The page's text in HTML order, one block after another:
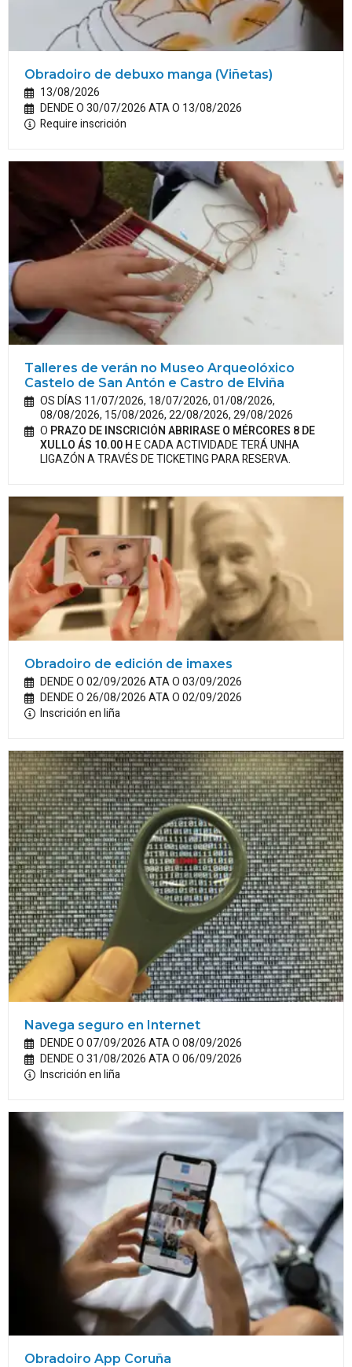
Obradoiro de debuxo manga (Viñetas)
13/08/2026
DENDE O 30/07/2026 ATA O 13/08/2026
Require inscrición
Talleres de verán no Museo Arqueolóxico
Castelo de San Antón e Castro de Elviña
OS DÍAS 11/07/2026, 18/07/2026, 01/08/2026,
08/08/2026, 15/08/2026, 22/08/2026, 29/08/2026
O PRAZO DE INSCRICIÓN ABRIRASE O MÉRCORES 8 DE
XULLO ÁS 10.00 HE CADA ACTIVIDADE TERÁ UNHA
LIGAZÓN A TRAVÉS DE TICKETING PARA RESERVA.
Obradoiro de edición de imaxes
DENDE O 02/09/2026 ATA O 03/09/2026
DENDE O 26/08/2026 ATA O 02/09/2026
Inscrición en liña
Navega seguro en Internet
DENDE O 07/09/2026 ATA O 08/09/2026
DENDE O 31/08/2026 ATA O 06/09/2026
Inscrición en liña
Obradoiro App Coruña